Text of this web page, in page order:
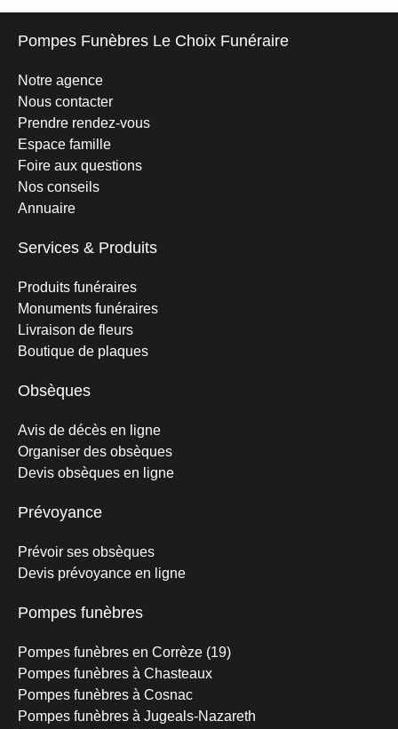
Pompes Funèbres Le Choix Funéraire
Notre agence
Nous contacter
Prendre rendez-vous
Espace famille
Foire aux questions
Nos conseils
Annuaire
Services & Produits
Produits funéraires
Monuments funéraires
Livraison de fleurs
Boutique de plaques
Obsèques
Avis de décès en ligne
Organiser des obsèques
Devis obsèques en ligne
Prévoyance
Prévoir ses obsèques
Devis prévoyance en ligne
Pompes funèbres
Pompes funèbres en Corrèze (19)
Pompes funèbres à Chasteaux
Pompes funèbres à Cosnac
Pompes funèbres à Jugeals-Nazareth